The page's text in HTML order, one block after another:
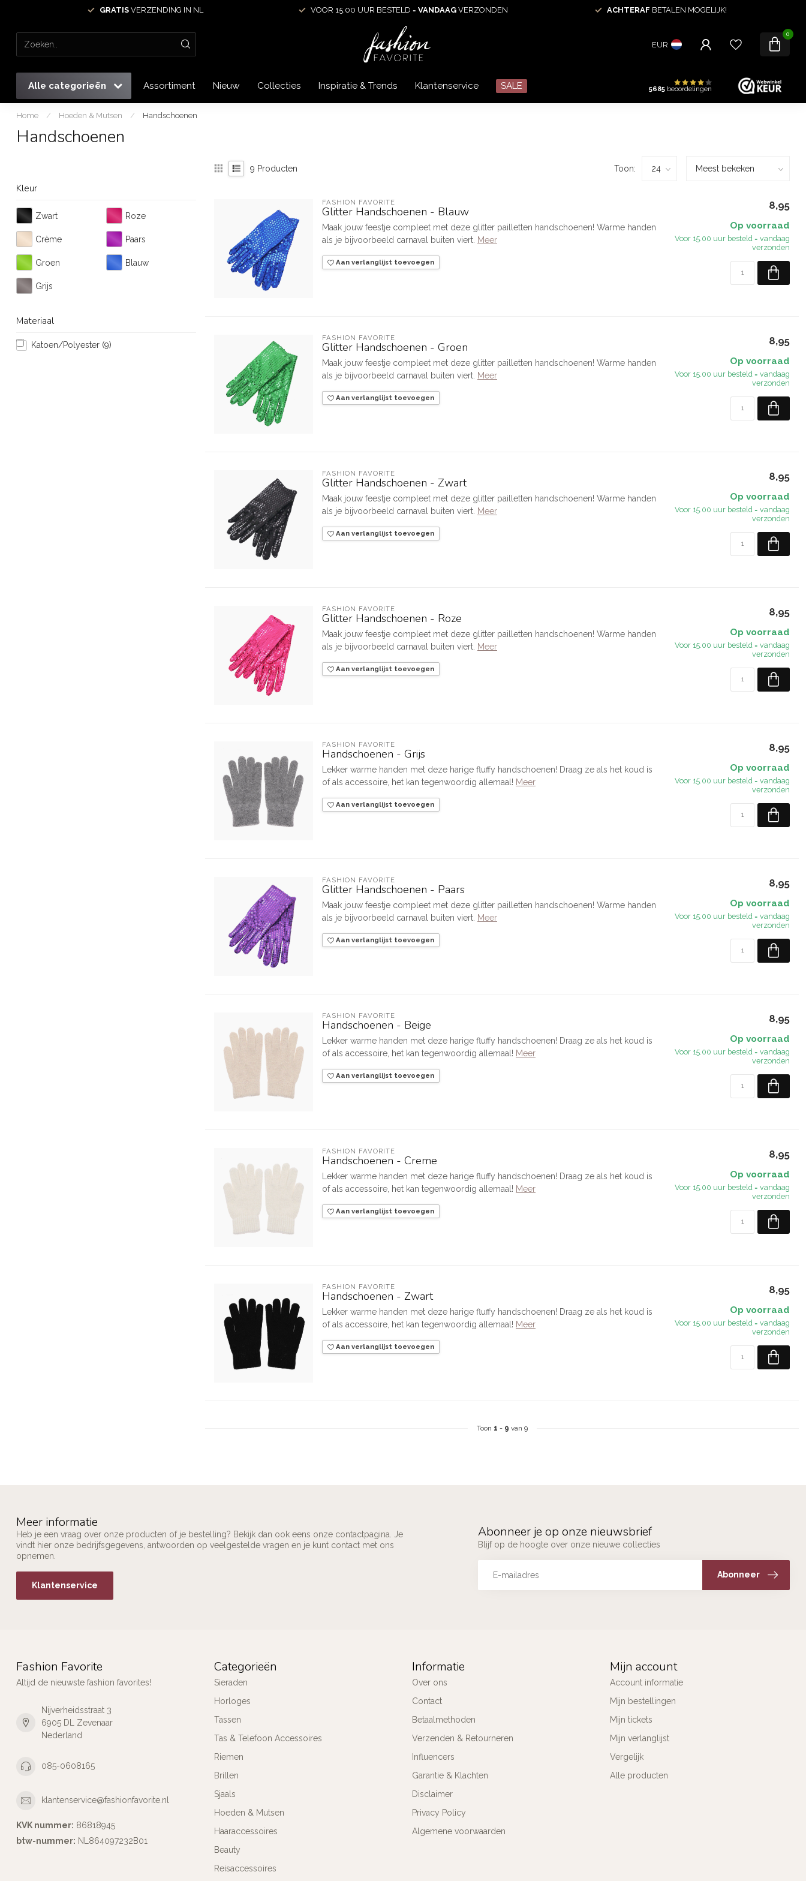
GRATISVERZENDING IN NL VOOR 15.00 UUR BESTELD = VANDAAG VERZONDEN ACHTERAF BETALEN MOGELIJK!
EUR
0
Alle categorieën Assortiment Nieuw Collecties Inspiratie & Trends Klantenservice SALE 5685 beoordelingen
Home / Hoeden & Mutsen / Handschoenen
Handschoenen
Kleur
Zwart Roze
Crème Paars
Groen Blauw
Grijs
Materiaal
Katoen/Polyester (9)
9 Producten Toon:
FASHION FAVORITE
Glitter Handschoenen - Blauw
Maak jouw feestje compleet met deze glitter pailletten handschoenen! Warme handen
als je bijvoorbeeld carnaval buiten viert. Meer
Aan verlanglijst toevoegen
8,95
Op voorraad
Voor 15.00 uur besteld = vandaag
verzonden
FASHION FAVORITE
Glitter Handschoenen - Groen
Maak jouw feestje compleet met deze glitter pailletten handschoenen! Warme handen
als je bijvoorbeeld carnaval buiten viert. Meer
Aan verlanglijst toevoegen
8,95
Op voorraad
Voor 15.00 uur besteld = vandaag
verzonden
FASHION FAVORITE
Glitter Handschoenen - Zwart
Maak jouw feestje compleet met deze glitter pailletten handschoenen! Warme handen
als je bijvoorbeeld carnaval buiten viert. Meer
Aan verlanglijst toevoegen
8,95
Op voorraad
Voor 15.00 uur besteld = vandaag
verzonden
FASHION FAVORITE
Glitter Handschoenen - Roze
Maak jouw feestje compleet met deze glitter pailletten handschoenen! Warme handen
als je bijvoorbeeld carnaval buiten viert. Meer
Aan verlanglijst toevoegen
8,95
Op voorraad
Voor 15.00 uur besteld = vandaag
verzonden
FASHION FAVORITE
Handschoenen - Grijs
Lekker warme handen met deze harige fluffy handschoenen! Draag ze als het koud is
of als accessoire, het kan tegenwoordig allemaal! Meer
Aan verlanglijst toevoegen
8,95
Op voorraad
Voor 15.00 uur besteld = vandaag
verzonden
FASHION FAVORITE
Glitter Handschoenen - Paars
Maak jouw feestje compleet met deze glitter pailletten handschoenen! Warme handen
als je bijvoorbeeld carnaval buiten viert. Meer
Aan verlanglijst toevoegen
8,95
Op voorraad
Voor 15.00 uur besteld = vandaag
verzonden
FASHION FAVORITE
Handschoenen - Beige
Lekker warme handen met deze harige fluffy handschoenen! Draag ze als het koud is
of als accessoire, het kan tegenwoordig allemaal! Meer
Aan verlanglijst toevoegen
8,95
Op voorraad
Voor 15.00 uur besteld = vandaag
verzonden
FASHION FAVORITE
Handschoenen - Creme
Lekker warme handen met deze harige fluffy handschoenen! Draag ze als het koud is
of als accessoire, het kan tegenwoordig allemaal! Meer
Aan verlanglijst toevoegen
8,95
Op voorraad
Voor 15.00 uur besteld = vandaag
verzonden
FASHION FAVORITE
Handschoenen - Zwart
Lekker warme handen met deze harige fluffy handschoenen! Draag ze als het koud is
of als accessoire, het kan tegenwoordig allemaal! Meer
Aan verlanglijst toevoegen
8,95
Op voorraad
Voor 15.00 uur besteld = vandaag
verzonden
Toon 1 - 9 van 9
Meer informatie
Heb je een vraag over onze producten of je bestelling? Bekijk dan ook eens onze contactpagina. Je
vindt hier onze bedrijfsgegevens, antwoorden op veelgestelde vragen en je kunt contact met ons
opnemen.
Klantenservice
Abonneer je op onze nieuwsbrief
Blijf op de hoogte over onze nieuwe collecties
Abonneer
Fashion Favorite
Altijd de nieuwste fashion favorites!
Nijverheidsstraat 3
6905 DL Zevenaar
Nederland
085-0608165
klantenservice@fashionfavorite.nl
KVK nummer: 86818945
btw-nummer: NL864097232B01
Categorieën
Sieraden
Horloges
Tassen
Tas & Telefoon Accessoires
Riemen
Brillen
Sjaals
Hoeden & Mutsen
Haaraccessoires
Beauty
Reisaccessoires
Informatie
Over ons
Contact
Betaalmethoden
Verzenden & Retourneren
Influencers
Garantie & Klachten
Disclaimer
Privacy Policy
Algemene voorwaarden
Mijn account
Account informatie
Mijn bestellingen
Mijn tickets
Mijn verlanglijst
Vergelijk
Alle producten